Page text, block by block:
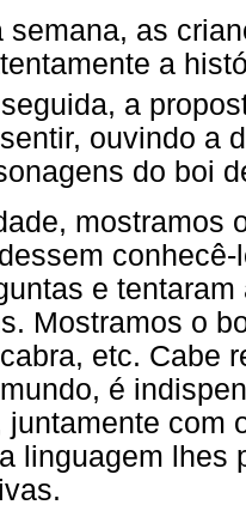
semana, as
a
a
ouvindo a
do boi
mostramos
e
Mostramos o
etc. Cabe
é
com
linguagem lhes